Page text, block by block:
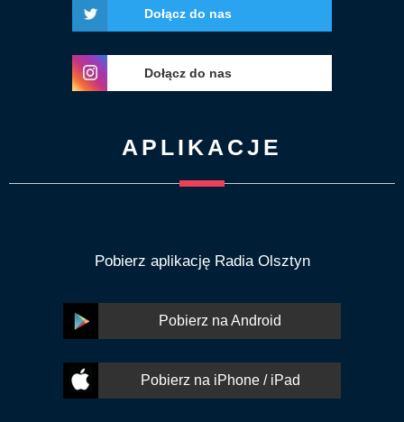
Dołącz do nas
Dołącz do nas
APLIKACJE
Pobierz aplikację Radia Olsztyn
Pobierz na Android
Pobierz na iPhone / iPad